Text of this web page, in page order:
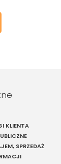
KLIENTA
SPRZEDAŻ